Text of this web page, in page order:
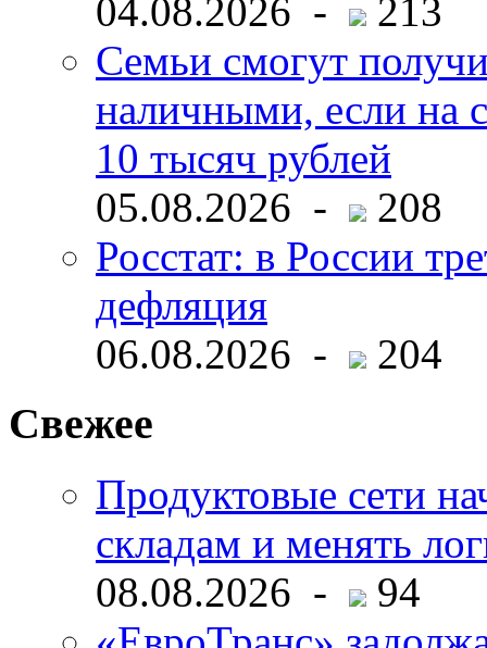
04.08.2026 -
213
Семьи смогут
наличными, если на
10 тысяч рублей
05.08.2026 -
208
Росстат: в России
дефляция
06.08.2026 -
204
Свежее
Продуктовые сети
складам и менять
08.08.2026 -
94